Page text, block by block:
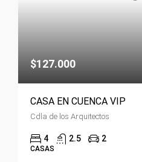
$127.000
CASA EN CUENCA VIP
Cdla de los Arquitectos
4 2.5 2
CASAS